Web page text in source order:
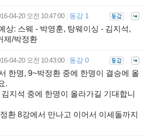
04-20 오전 10:47:00 동감 1
상: 스웨 - 박영훈, 탕웨이싱 - 김지석,
제/박정환
04-20 오전 10:43:00 동감 0
한명, 9~박정환 중에 한명이 결승에 올
.
지석 중에 한명이 올라가길 기대합니
환 8강에서 만나고 이어서 이세돌까지